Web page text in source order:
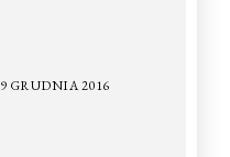
9 GRUDNIA 2016